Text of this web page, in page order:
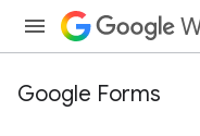
Google Forms